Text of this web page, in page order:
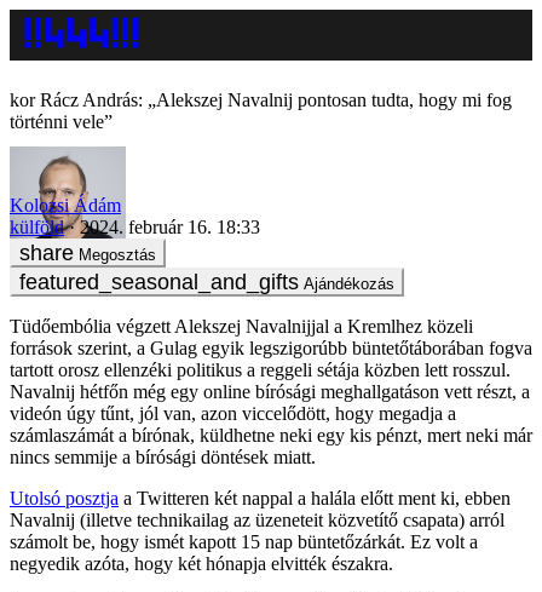
Rácz András: „Alekszej Navalnij pontosan tudta, hogy mi fog
történni vele”
Kolozsi Ádám
külföld
2024. február 16. 18:33
Megosztás
Ajándékozás
Tüdőembólia végzett Alekszej Navalnijjal a Kremlhez közeli
források szerint, a Gulag egyik legszigorúbb büntetőtáborában fogva
tartott orosz ellenzéki politikus a reggeli sétája közben lett rosszul.
Navalnij hétfőn még egy online bírósági meghallgatáson vett részt, a
videón úgy tűnt, jól van, azon viccelődött, hogy megadja a
számlaszámát a bírónak, küldhetne neki egy kis pénzt, mert neki már
nincs semmije a bírósági döntések miatt.
Utolsó posztja a Twitteren két nappal a halála előtt ment ki, ebben
Navalnij (illetve technikailag az üzeneteit közvetítő csapata) arról
számolt be, hogy ismét kapott 15 nap büntetőzárkát. Ez volt a
negyedik azóta, hogy két hónapja elvitték északra.